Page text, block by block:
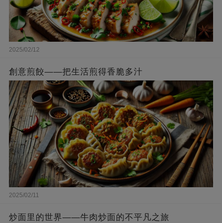
2025/02/12
創意煎餃——把生活煎得香脆多汁
2025/02/11
炒面里的世界——牛肉炒面的不平凡之旅